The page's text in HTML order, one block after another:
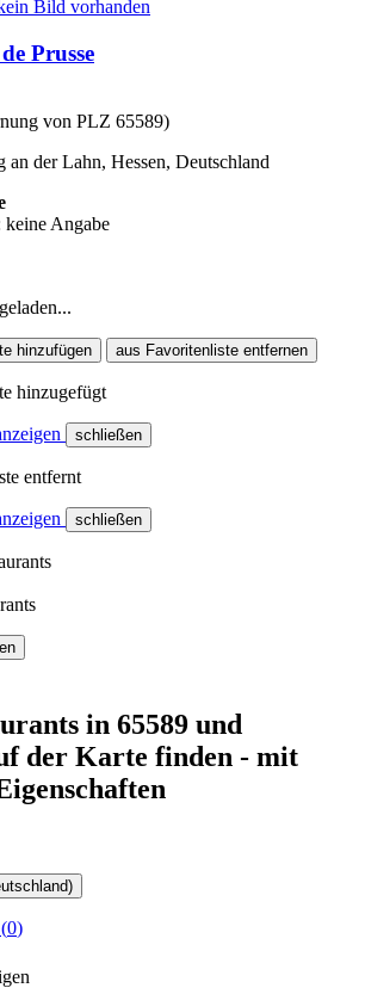
Prusse
von PLZ 65589)
an der Lahn, Hessen, Deutschland
Angabe
hinzufügen aus Favoritenliste entfernen
hinzugefügt
schließen
entfernt
schließen
in 65589 und
der Karte finden - mit
0)